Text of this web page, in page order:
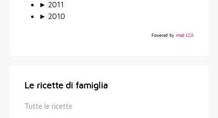
► 2011
► 2010
Powered by mod LCA
Le ricette di famiglia
Tutte le ricette